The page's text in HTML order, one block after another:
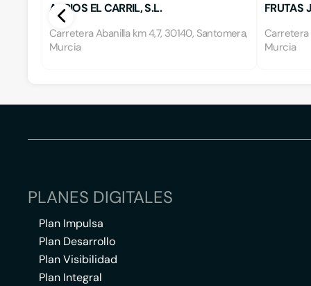
AGRIOS EL CARRIL, S.L.
Carretera Abanilla km 4,7, 30140, Santomera,
Murcia
FRUTAS
Carretera
Murcia
PLANES DIGITALES
Plan Impulsa
Plan Desarrollo
Plan Visibilidad
Plan Integral